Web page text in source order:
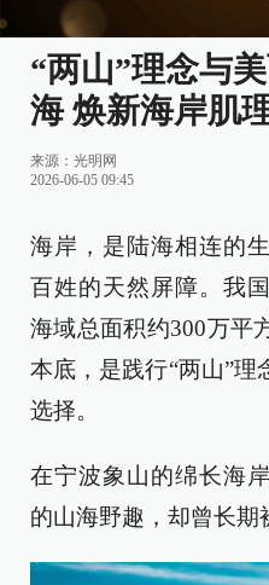
“两山”理念与
海 焕新海岸肌
来源： 光明网
2026-06-05 09:45
海岸，是陆海相连的
百姓的天然屏障。我
海域总面积约300万平
本底，是践行“两山”
选择。
在宁波象山的绵长海
的山海野趣，却曾长期